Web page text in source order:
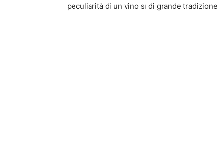
peculiarità di un vino sì di grande